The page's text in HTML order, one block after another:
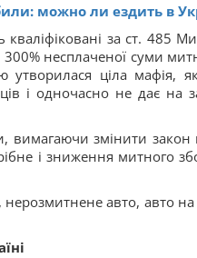
можно ли ездить в
за ст. 485
несплаченої суми
утворилася ціла мафія,
і одночасно не дає на
вимагаючи змінити
і зниження митного